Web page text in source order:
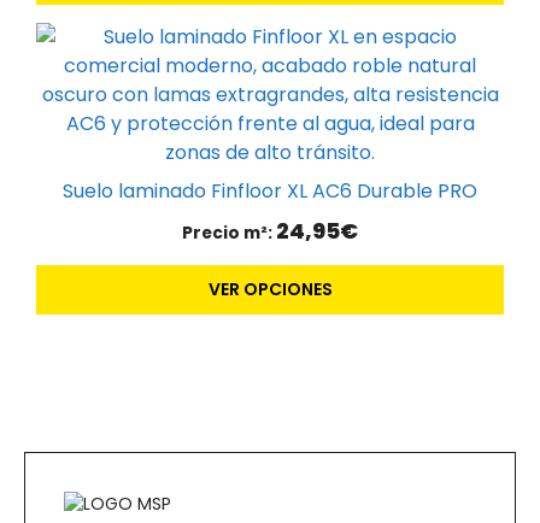
elegir
la
página
producto
Suelo laminado Finfloor XL AC6 Durable PRO
Precio m²: 24,95€
VER OPCIONES
Este
producto
tiene
múltiples
Las
pueden